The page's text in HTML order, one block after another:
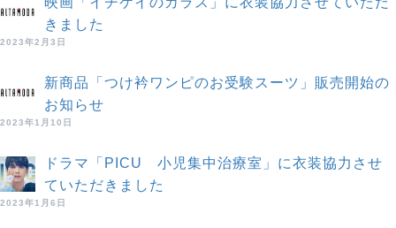
きました
2023年2月3日
新商品「つけ衿ワンピのお受験スーツ」販売開始の
お知らせ
2023年1月10日
ドラマ「PICU 小児集中治療室」に衣装協力させ
ていただきました
2023年1月6日